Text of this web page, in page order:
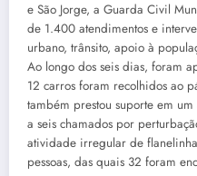
e São Jorge, a Guarda Civil
de 1.400 atendimentos e
urbano, trânsito, apoio à
Ao longo dos seis dias, foram
12 carros foram recolhidos ao
também prestou suporte em
a seis chamados por
atividade irregular de
pessoas, das quais 32 foram